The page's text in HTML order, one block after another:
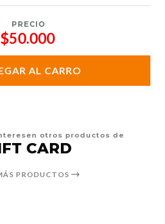
PRECIO
$50.000
AL CARRO
otros productos de
CARD
PRODUCTOS